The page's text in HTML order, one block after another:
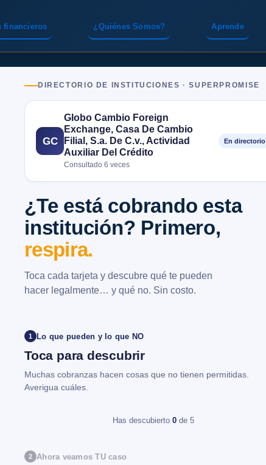
financieros ¿Quiénes Somos? Aprende
DIRECTORIO DE INSTITUCIONES · SUPERPROMISE
GC
Globo Cambio Foreign
Exchange, Casa De Cambio
Filial, S.a. De C.v., Actividad
Auxiliar Del Crédito
Consultado 6 veces
En directorio
¿Te está cobrando esta
institución? Primero,
respira.
Toca cada tarjeta y descubre qué te pueden
hacer legalmente… y qué no. Sin costo.
1 Lo que pueden y lo que NO
Toca para descubrir
Muchas cobranzas hacen cosas que no tienen permitidas.
Averigua cuáles.
Has descubierto 0 de 5
2 Ahora veamos TU caso